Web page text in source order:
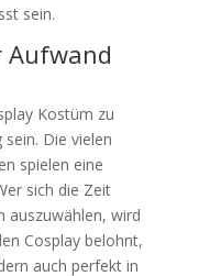
sein.
Aufwand
Kostüm zu
Die vielen
spielen eine
sich die Zeit
wird
Cosplay belohnt,
auch perfekt in